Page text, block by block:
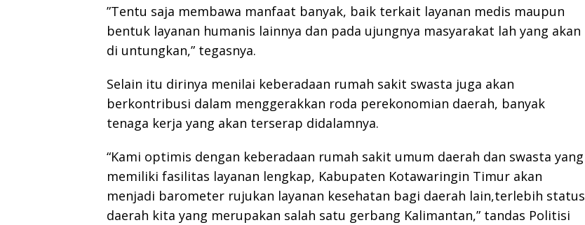
”Tentu saja membawa manfaat banyak, baik terkait layanan medis maupun
bentuk layanan humanis lainnya dan pada ujungnya masyarakat lah yang akan
di untungkan,” tegasnya.
Selain itu dirinya menilai keberadaan rumah sakit swasta juga akan
berkontribusi dalam menggerakkan roda perekonomian daerah, banyak
tenaga kerja yang akan terserap didalamnya.
“Kami optimis dengan keberadaan rumah sakit umum daerah dan swasta yang
memiliki fasilitas layanan lengkap, Kabupaten Kotawaringin Timur akan
menjadi barometer rujukan layanan kesehatan bagi daerah lain,terlebih status
daerah kita yang merupakan salah satu gerbang Kalimantan,” tandas Politisi